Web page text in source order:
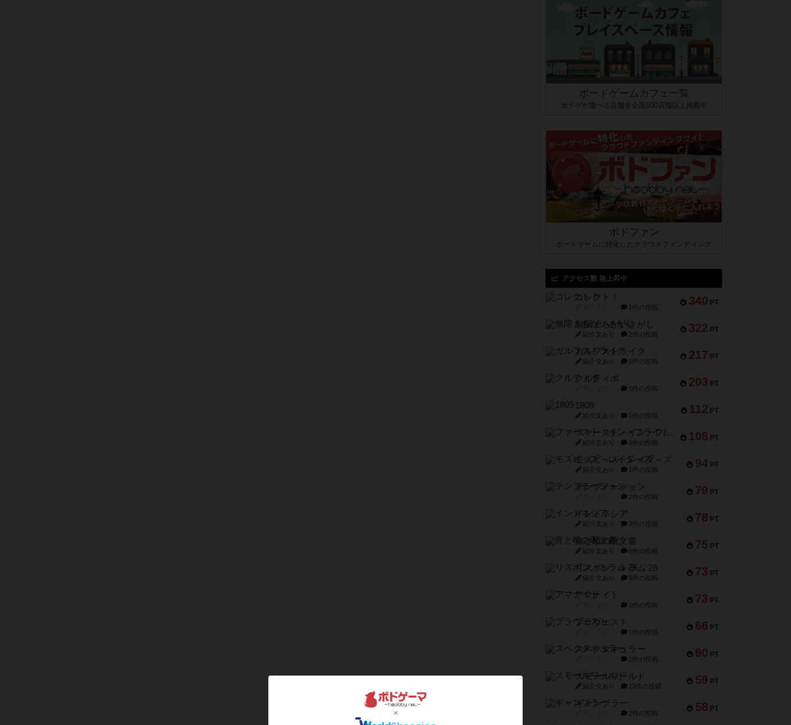
ボードゲームカフェ一覧
ボドゲが遊べる店舗を全国500店舗以上掲載中
ボドファン
ボードゲームに特化したクラウドファンディング
アクセス数 急上昇中
340 PT
コレクト！
1件の投稿
322 PT
無限まちがいさがし
紹介文あり 2件の投稿
217 PT
ガルフストライク
紹介文あり 1件の投稿
203 PT
クルティボ
1件の投稿
112 PT
1809
紹介文あり 1件の投稿
108 PT
ファースト・イン・フライト
紹介文あり 3件の投稿
94 PT
モズビ－ズ・レイダ－ズ
紹介文あり 1件の投稿
79 PT
テンプテーション
2件の投稿
78 PT
インドネシア
紹介文あり 2件の投稿
75 PT
宵と暁の呪文書
紹介文あり 8件の投稿
73 PT
リスボン・トラム 28
紹介文あり 9件の投稿
73 PT
アマナイト
1件の投稿
66 PT
ブラヴェスト
1件の投稿
60 PT
スペクタキュラー
1件の投稿
59 PT
スモールワールド
紹介文あり 13件の投稿
58 PT
ギャンブラー
2件の投稿